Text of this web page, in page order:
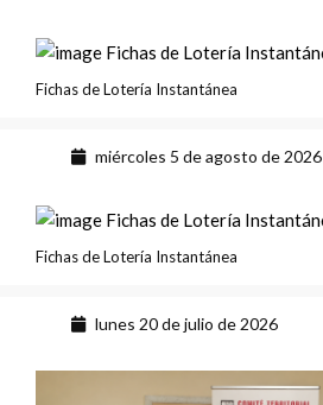
Fichas de Lotería Instantánea
miércoles 5 de agosto de 2026
Fichas de Lotería Instantánea
lunes 20 de julio de 2026